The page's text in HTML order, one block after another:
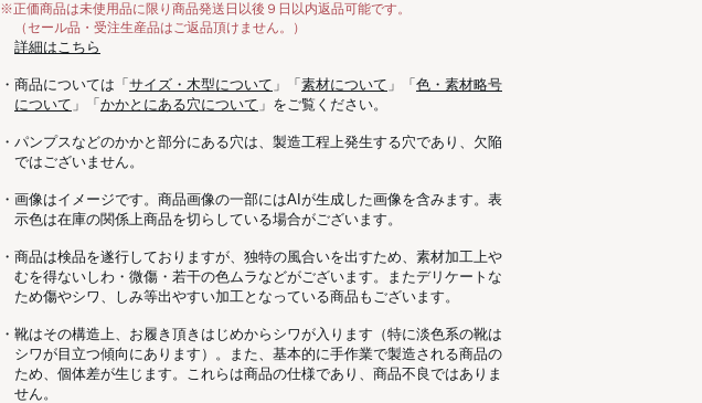
※正価商品は未使用品に限り商品発送日以後９日以内返品可能です。
（セール品・受注生産品はご返品頂けません。）
詳細はこちら
・商品については「 サイズ・木型について 」「 素材について 」「 色・素材略号
について 」「 かかとにある穴について 」をご覧ください。
・パンプスなどのかかと部分にある穴は、製造工程上発生する穴であり、欠陥
ではございません。
・画像はイメージです。商品画像の一部にはAIが生成した画像を含みます。表
示色は在庫の関係上商品を切らしている場合がございます。
・商品は検品を遂行しておりますが、独特の風合いを出すため、素材加工上
むを得ないしわ・微傷・若干の色ムラなどがございます。またデリケートな
ため傷やシワ、しみ等出やすい加工となっている商品もございます。
・靴はその構造上、お履き頂きはじめからシワが入ります（特に淡色系の靴は
シワが目立つ傾向にあります）。また、基本的に手作業で製造される商品の
ため、個体差が生じます。これらは商品の仕様であり、商品不良ではありま
せん。